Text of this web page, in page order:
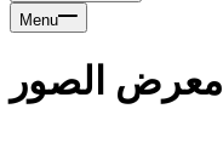
Menu
معرض الصور